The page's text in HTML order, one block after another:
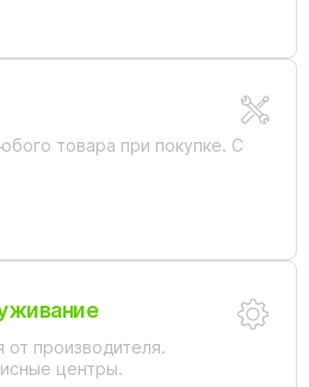
товара при покупке. С
от производителя.
центры.